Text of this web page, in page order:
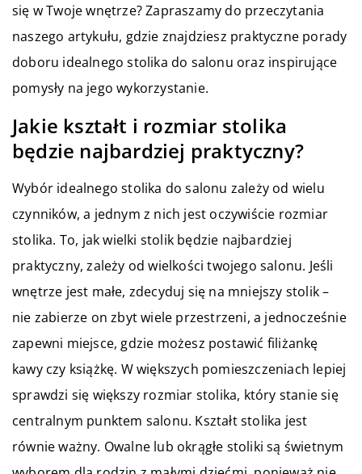
się w Twoje wnętrze? Zapraszamy do przeczytania
naszego artykułu, gdzie znajdziesz praktyczne porady
doboru idealnego stolika do salonu oraz inspirujące
pomysły na jego wykorzystanie.
Jakie kształt i rozmiar stolika
będzie najbardziej praktyczny?
Wybór idealnego stolika do salonu zależy od wielu
czynników, a jednym z nich jest oczywiście rozmiar
stolika. To, jak wielki stolik będzie najbardziej
praktyczny, zależy od wielkości twojego salonu. Jeśli
wnętrze jest małe, zdecyduj się na mniejszy stolik –
nie zabierze on zbyt wiele przestrzeni, a jednocześnie
zapewni miejsce, gdzie możesz postawić filiżankę
kawy czy książkę. W większych pomieszczeniach lepiej
sprawdzi się większy rozmiar stolika, który stanie się
centralnym punktem salonu. Kształt stolika jest
równie ważny. Owalne lub okrągłe stoliki są świetnym